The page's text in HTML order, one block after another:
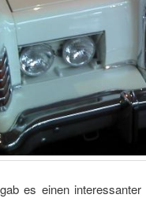
es einen